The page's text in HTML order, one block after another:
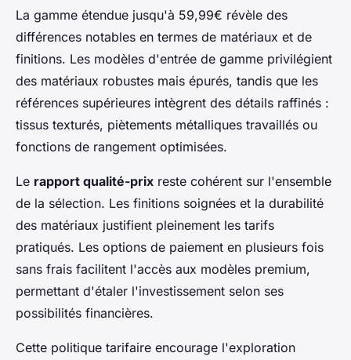
La gamme étendue jusqu'à 59,99€ révèle des
différences notables en termes de matériaux et de
finitions. Les modèles d'entrée de gamme privilégient
des matériaux robustes mais épurés, tandis que les
références supérieures intègrent des détails raffinés :
tissus texturés, piètements métalliques travaillés ou
fonctions de rangement optimisées.
Le rapport qualité-prix reste cohérent sur l'ensemble
de la sélection. Les finitions soignées et la durabilité
des matériaux justifient pleinement les tarifs
pratiqués. Les options de paiement en plusieurs fois
sans frais facilitent l'accès aux modèles premium,
permettant d'étaler l'investissement selon ses
possibilités financières.
Cette politique tarifaire encourage l'exploration